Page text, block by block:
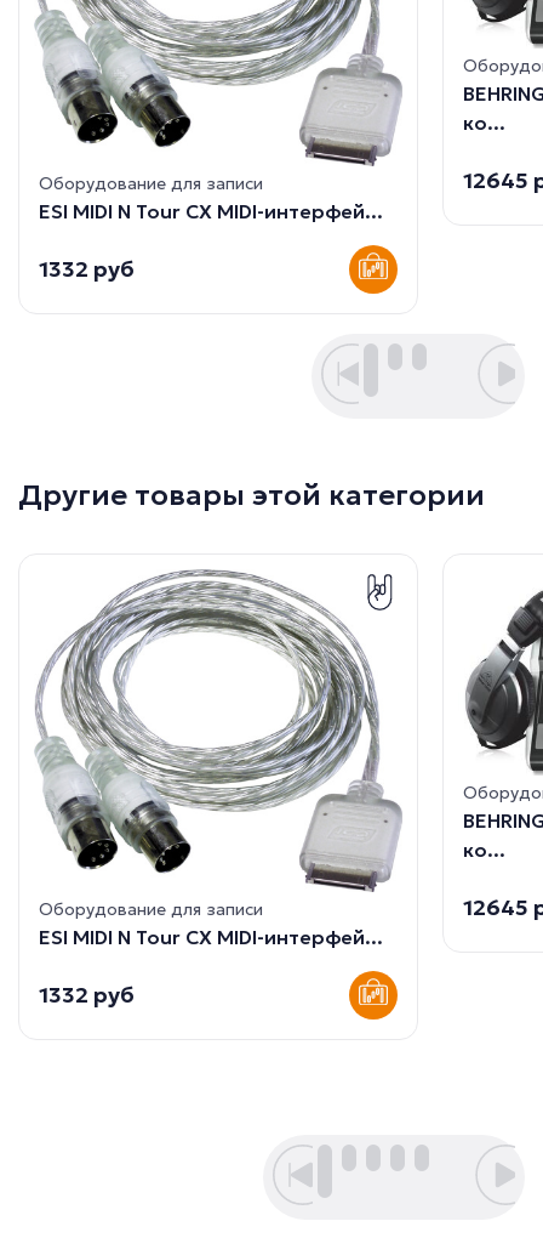
Оборудование для записи
ESI MIDI N Tour CX МIDI-интерфей...
1332 руб
ко...
12645
Другие товары этой категории
Оборудование для записи
ESI MIDI N Tour CX МIDI-интерфей...
1332 руб
ко...
12645